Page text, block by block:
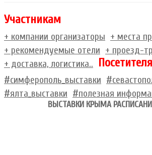
Участникам
+ компании организаторы + места
+ рекомендуемые отели + проезд-
+ доставка, логистика..
#симферополь_выставки
#ялта_выставки #полезная
ВЫСТАВКИ КРЫМА